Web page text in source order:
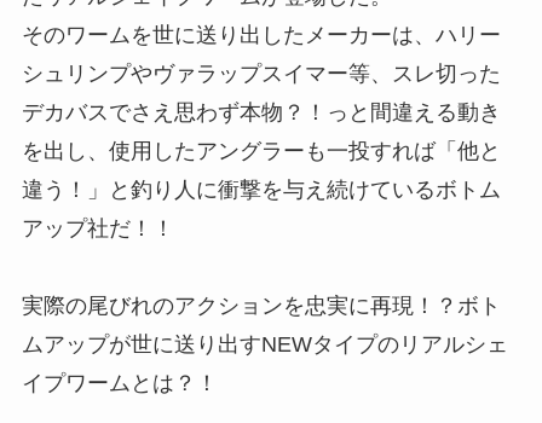
そのワームを世に送り出したメーカーは、ハリー
シュリンプやヴァラップスイマー等、スレ切った
デカバスでさえ思わず本物？！っと間違える動き
を出し、使用したアングラーも一投すれば「他と
違う！」と釣り人に衝撃を与え続けているボトム
アップ社だ！！
実際の尾びれのアクションを忠実に再現！？ボト
ムアップが世に送り出すNEWタイプのリアルシェ
イプワームとは？！